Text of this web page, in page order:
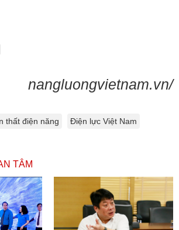
nangluongvietnam.vn/
thất điện năng Điện lực Việt Nam
TÂM